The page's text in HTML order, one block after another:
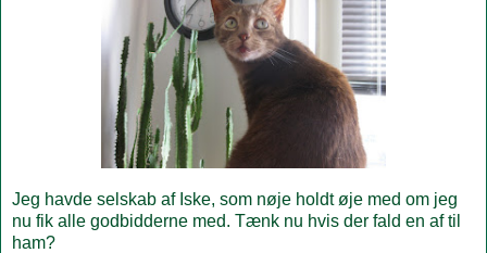
Jeg havde selskab af Iske, som nøje holdt øje med om jeg
nu fik alle godbidderne med. Tænk nu hvis der fald en af til
ham?